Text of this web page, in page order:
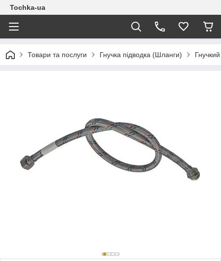
Tochka-ua
Товари та послуги Гнучка підводка (Шланги)